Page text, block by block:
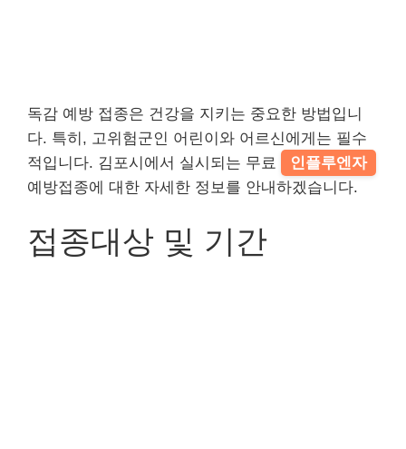
독감 예방 접종은 건강을 지키는 중요한 방법입니
다. 특히, 고위험군인 어린이와 어르신에게는 필수
적입니다. 김포시에서 실시되는 무료
인플루엔자
예방접종에 대한 자세한 정보를 안내하겠습니다.
접종대상 및 기간